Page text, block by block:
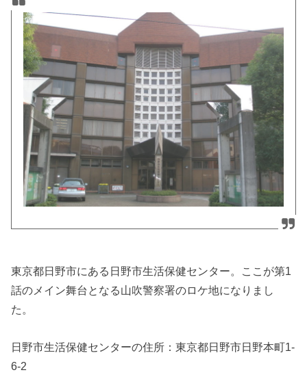
東京都日野市にある日野市生活保健センター。ここが第1
話のメイン舞台となる山吹警察署のロケ地になりまし
た。
日野市生活保健センターの住所：東京都日野市日野本町1-
6-2